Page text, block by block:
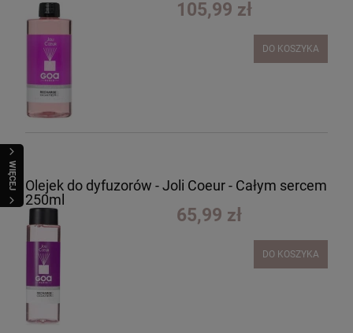
WIĘCEJ
105,99 zł
DO KOSZYKA
Olejek do dyfuzorów - Joli Coeur - Całym sercem
250ml
65,99 zł
DO KOSZYKA